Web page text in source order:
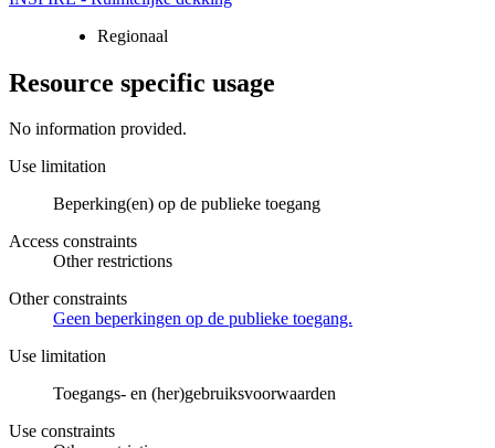
Regionaal
Resource specific usage
No information provided.
Use limitation
Beperking(en) op de publieke toegang
Access constraints
Other restrictions
Other constraints
Geen beperkingen op de publieke toegang.
Use limitation
Toegangs- en (her)gebruiksvoorwaarden
Use constraints